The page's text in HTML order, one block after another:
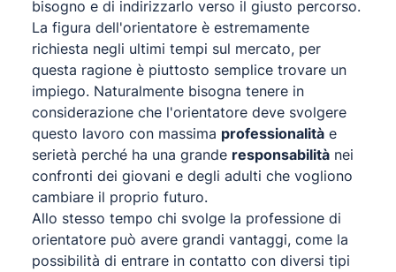
bisogno e di indirizzarlo verso il giusto percorso.
La figura dell'orientatore è estremamente
richiesta negli ultimi tempi sul mercato, per
questa ragione è piuttosto semplice trovare un
impiego. Naturalmente bisogna tenere in
considerazione che l'orientatore deve svolgere
questo lavoro con massima professionalità e
serietà perché ha una grande responsabilità nei
confronti dei giovani e degli adulti che vogliono
cambiare il proprio futuro.
Allo stesso tempo chi svolge la professione di
orientatore può avere grandi vantaggi, come la
possibilità di entrare in contatto con diversi tipi